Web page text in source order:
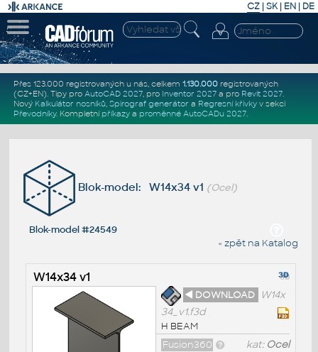
CZ | SK| EN | DE
Přes 123.000 registrovaných u nás, celkem 1.130.000registrovaných
(CZ+EN). Tipy pro AutoCAD 2027, pro Inventor 2027a pro Revit 2027.
Nový Kalkulátor nosníků, Spirograf generátor a Regresní křivkyv sekci
Převodníky. Kompletní příkazya proměnné AutoCADu 2027.
Blok-model: W14x34 v1 (Ocel)
Blok-model #24549
« zpět na Katalog
W14x34 v1
◄ DOWNLOAD
W14x
34_v1.f3d
H BEAM
kat: Ocel
Fusion360